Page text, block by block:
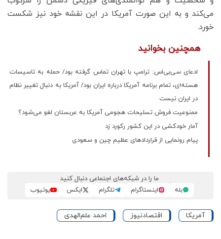
می‌کند و به این صورت آمریکا در این نقشه خود نیز شکست
خورد.
همچنین بخوانید
ادعای سی‌بی‌اس: ترامپ با تهران تماس گرفته بود/ حمله به تاسیسات
هسته‌ای، تمام برنامه آمریکا درباره ایران بود/ آمریکا به دنبال تغییر نظام
در ایران نیست
ممنوعیت فروش تسلیحات هجومی آمریکا به عربستان لغو می‌شود؟
آمار خودکشی در این کشور رکورد زد
پیام رونمایی از قراردادهای عظیم چین و سعودی
ما را در شبکه‌های اجتماعی دنبال کنید
بله
اینستاگرام تلگرام ایکس یوتیوب
آمریکا اقتصادنیوز احمد علم‌الهدی